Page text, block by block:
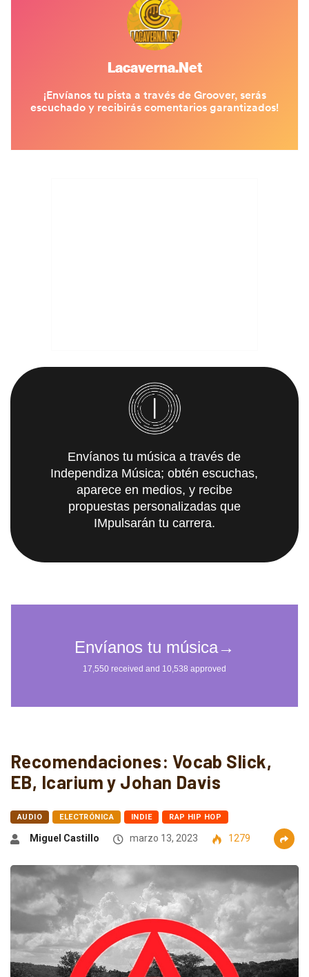
Envíanos tu música a través de
Independiza Música; obtén escuchas,
aparece en medios, y recibe
propuestas personalizadas que
IMpulsarán tu carrera.
Recomendaciones: Vocab Slick,
EB, Icarium y Johan Davis
AUDIO ELECTRÓNICA INDIE RAP HIP HOP
Miguel Castillo marzo 13, 2023 1279